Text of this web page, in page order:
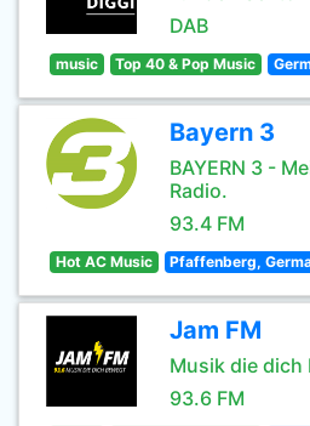
DAB
music Top 40 & Pop Music
Bayern 3
BAYERN 3 -
Radio.
93.4 FM
Hot AC Music Pfaffenberg,
Jam FM
Musik die dich
93.6 FM